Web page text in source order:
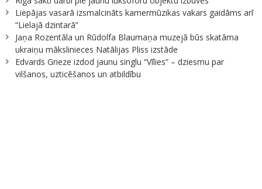
Liepājas vasarā izsmalcināts kamermūzikas vakars gaidāms arī
“Lielajā dzintarā”
Jaņa Rozentāla un Rūdolfa Blaumaņa muzejā būs skatāma
ukraiņu mākslinieces Natālijas Pliss izstāde
Edvards Grieze izdod jaunu singlu “Vīlies” – dziesmu par
vilšanos, uzticēšanos un atbildību